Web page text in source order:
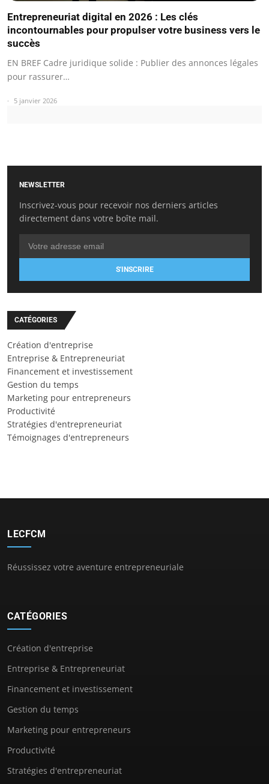
Entrepreneuriat digital en 2026 : Les clés
incontournables pour propulser votre business vers le
succès
EN BREF Cadre juridique solide : Publier des annonces légales
pour rassurer…
5 janvier 2026
NEWSLETTER
Inscrivez-vous pour recevoir nos derniers articles
directement dans votre boîte mail.
S'INSCRIRE
CATÉGORIES
Création d'entreprise
Entreprise & Entrepreneuriat
Financement et investissement
Gestion du temps
Marketing pour entrepreneurs
Productivité
Stratégies d'entrepreneuriat
Témoignages d'entrepreneurs
LECFCM
Réussissez votre aventure entrepreneuriale
CATÉGORIES
Création d'entreprise
Entreprise & Entrepreneuriat
Financement et investissement
Gestion du temps
Marketing pour entrepreneurs
Productivité
Stratégies d'entrepreneuriat